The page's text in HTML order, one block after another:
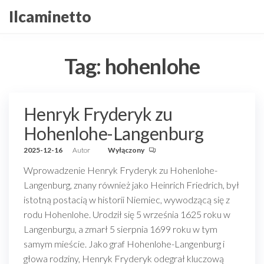
Przejdź
doIlcaminetto
Tag: hohenlohe
Henryk Fryderyk zu
Hohenlohe-Langenburg
2025-12-16 Autor Wyłączony
Wprowadzenie Henryk Fryderyk zu Hohenlohe-
Langenburg, znany również jako Heinrich Friedrich, był
istotną postacią w historii Niemiec, wywodzącą się z
rodu Hohenlohe. Urodził się 5 września 1625 roku w
Langenburgu, a zmarł 5 sierpnia 1699 roku w tym
samym mieście. Jako graf Hohenlohe-Langenburg i
głowa rodziny, Henryk Fryderyk odegrał kluczową